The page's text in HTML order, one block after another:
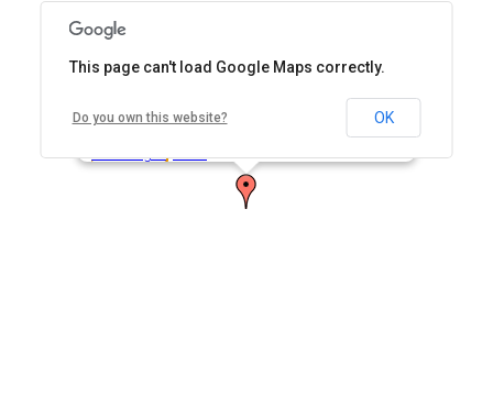
Ruiz de los Llanos 267 Isidro Casanova, Buenos
This page can't load Google Maps correctly.
Do you own this website? OK